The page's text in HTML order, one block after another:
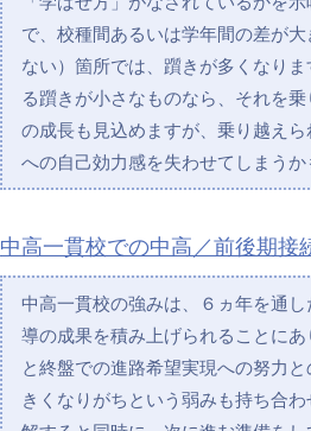
で、校種間あるいは学年間の差が
ない）箇所では、躓きが多くなり
る躓きが小さなものなら、それを
の成長も見込めますが、乗り越え
への自己効力感を失わせてしまうか
中高一貫校での中高／前後期接
中高一貫校の強みは、６ヵ年を通
導の成果を積み上げられることに
と終盤での進路希望実現への努力
きくなりがちという弱みも持ち合